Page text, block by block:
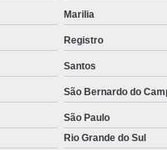
Marilia
Registro
Santos
São Bernardo do
São Paulo
Rio Grande do Sul